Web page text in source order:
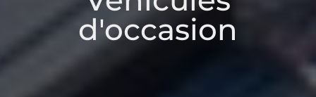
d'occasion